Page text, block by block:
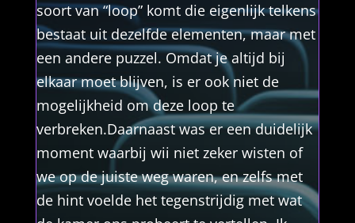
soort van “loop” komt die eigenlijk telkens
bestaat uit dezelfde elementen, maar met
een andere puzzel. Omdat je altijd bij
elkaar moet blijven, is er ook niet de
mogelijkheid om deze loop te
verbreken.Daarnaast was er een duidelijk
moment waarbij wii niet zeker wisten of
we op de juiste weg waren, en zelfs met
de hint voelde het tegenstrijdig met wat